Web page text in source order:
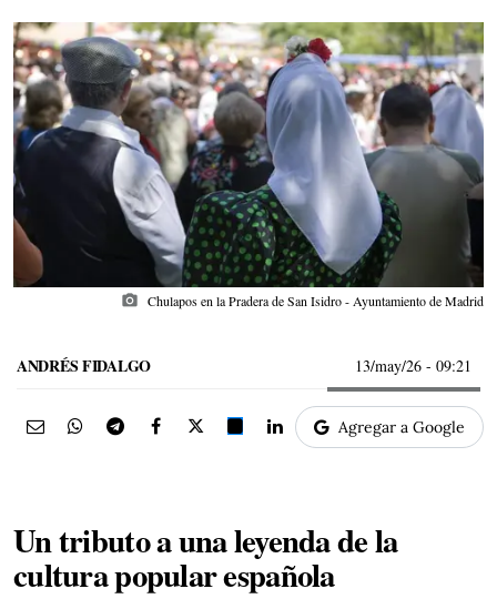
photo_camera Chulapos en la Pradera de San Isidro - Ayuntamiento de Madrid
ANDRÉS FIDALGO 13/may/26 - 09:21
Agregar a Google
Un tributo a una leyenda de la
cultura popular española